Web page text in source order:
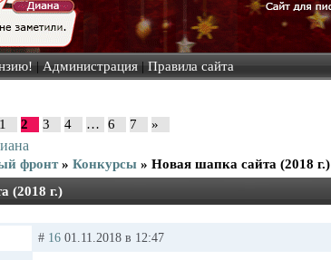
| Администрация | Правила сайта
1 2 3 4 … 6 7
»
фронт » Конкурсы » Новая шапка сайта (2018 г.)
(2018 г.)
# 16 01.11.2018 в 12:47